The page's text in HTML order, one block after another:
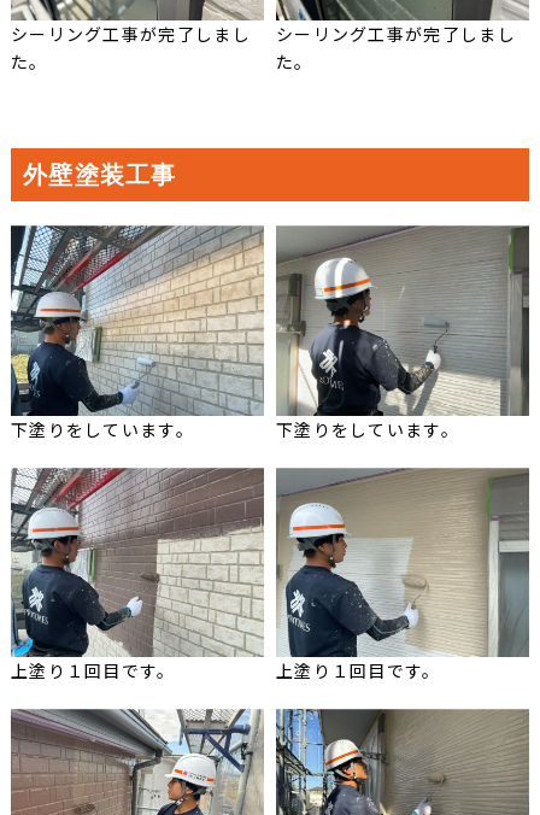
シーリング工事が完了しまし
た。
シーリング工事が完了しまし
た。
外壁塗装工事
下塗りをしています。 下塗りをしています。
上塗り１回目です。 上塗り１回目です。